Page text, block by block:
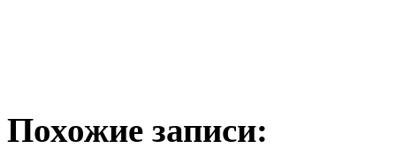
Похожие записи: